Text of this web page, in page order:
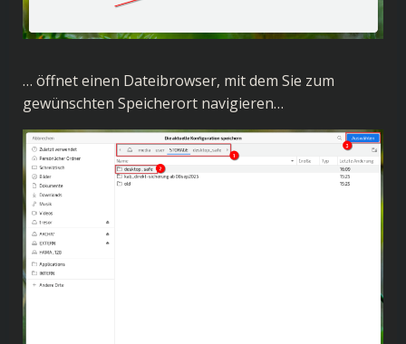
… öffnet einen Dateibrowser, mit dem Sie zum
gewünschten Speicherort navigieren…